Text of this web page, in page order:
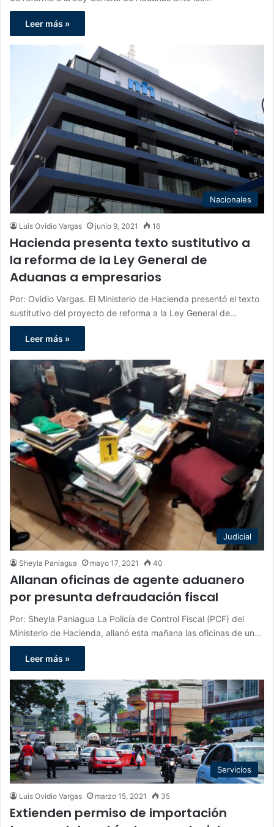
Leer más »
Nacionales
Luis Ovidio Vargas junio 9, 2021 16
Hacienda presenta texto sustitutivo a
la reforma de la Ley General de
Aduanas a empresarios
Por: Ovidio Vargas. El Ministerio de Hacienda presentó el texto
sustitutivo del proyecto de reforma a la Ley General de…
Leer más »
Judicial
Sheyla Paniagua mayo 17, 2021 40
Allanan oficinas de agente aduanero
por presunta defraudación fiscal
Por: Sheyla Paniagua La Policía de Control Fiscal (PCF) del
Ministerio de Hacienda, allanó esta mañana las oficinas de un…
Leer más »
Servicios
Luis Ovidio Vargas marzo 15, 2021 35
Extienden permiso de importación